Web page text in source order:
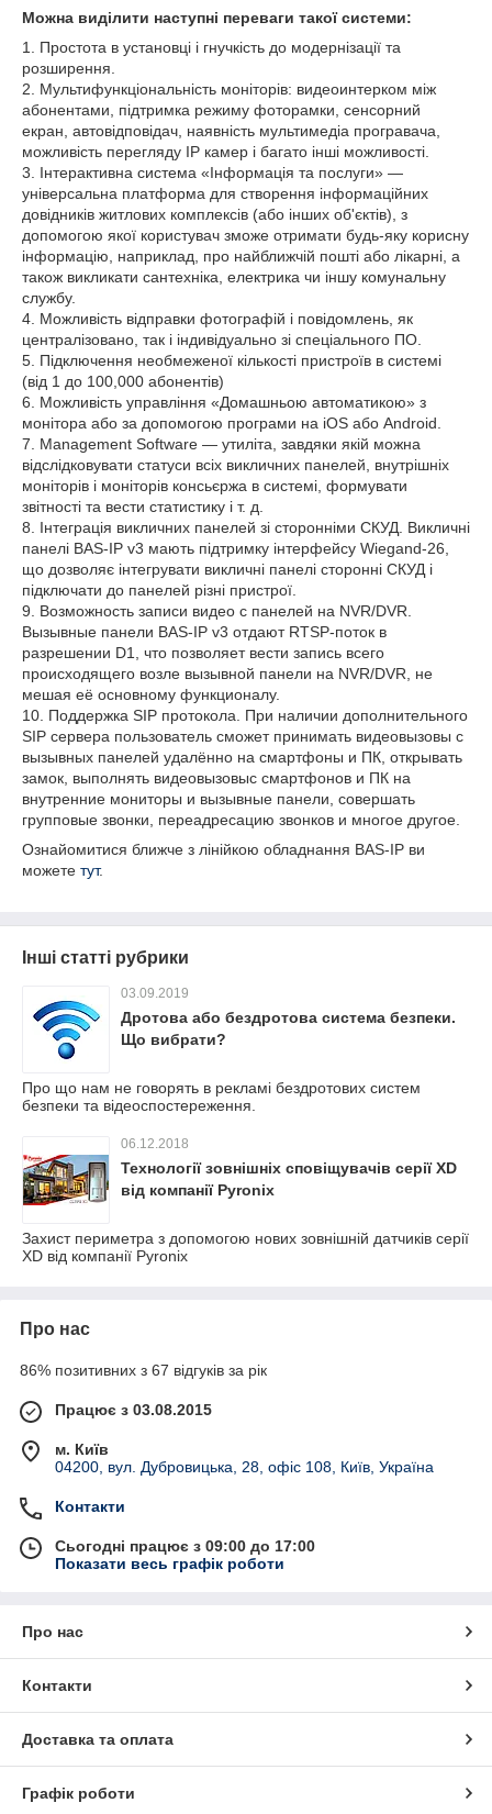
Можна виділити наступні переваги такої системи:
1. Простота в установці і гнучкість до модернізації та
розширення.
2. Мультифункціональність моніторів: видеоинтерком між
абонентами, підтримка режиму фоторамки, сенсорний
екран, автовідповідач, наявність мультимедіа програвача,
можливість перегляду IP камер і багато інші можливості.
3. Інтерактивна система «Інформація та послуги» —
універсальна платформа для створення інформаційних
довідників житлових комплексів (або інших об'єктів), з
допомогою якої користувач зможе отримати будь-яку корисну
інформацію, наприклад, про найближчій пошті або лікарні, а
також викликати сантехніка, електрика чи іншу комунальну
службу.
4. Можливість відправки фотографій і повідомлень, як
централізовано, так і індивідуально зі спеціального ПО.
5. Підключення необмеженої кількості пристроїв в системі
(від 1 до 100,000 абонентів)
6. Можливість управління «Домашньою автоматикою» з
монітора або за допомогою програми на iOS або Android.
7. Management Software — утиліта, завдяки якій можна
відслідковувати статуси всіх викличних панелей, внутрішніх
моніторів і моніторів консьєржа в системі, формувати
звітності та вести статистику і т. д.
8. Інтеграція викличних панелей зі сторонніми СКУД. Викличні
панелі BAS-IP v3 мають підтримку інтерфейсу Wiegand-26,
що дозволяє інтегрувати викличні панелі сторонні СКУД і
підключати до панелей різні пристрої.
9. Возможность записи видео с панелей на NVR/DVR.
Вызывные панели BAS-IP v3 отдают RTSP-поток в
разрешении D1, что позволяет вести запись всего
происходящего возле вызывной панели на NVR/DVR, не
мешая её основному функционалу.
10. Поддержка SIP протокола. При наличии дополнительного
SIP сервера пользователь сможет принимать видеовызовы с
вызывных панелей удалённо на смартфоны и ПК, открывать
замок, выполнять видеовызовыс смартфонов и ПК на
внутренние мониторы и вызывные панели, совершать
групповые звонки, переадресацию звонков и многое другое.
Ознайомитися ближче з лінійкою обладнання BAS-IP ви
можете тут.
Інші статті рубрики
03.09.2019
Дротова або бездротова система безпеки.
Що вибрати?
Про що нам не говорять в рекламі бездротових систем
безпеки та відеоспостереження.
06.12.2018
Технології зовнішніх сповіщувачів серії XD
від компанії Pyronix
Захист периметра з допомогою нових зовнішній датчиків серії
XD від компанії Pyronix
Про нас
86% позитивних з 67 відгуків за рік
Працює з 03.08.2015
м. Київ
04200, вул. Дубровицька, 28, офіс 108, Київ, Україна
Контакти
Сьогодні працює з 09:00 до 17:00
Показати весь графік роботи
Про нас
Контакти
Доставка та оплата
Графік роботи